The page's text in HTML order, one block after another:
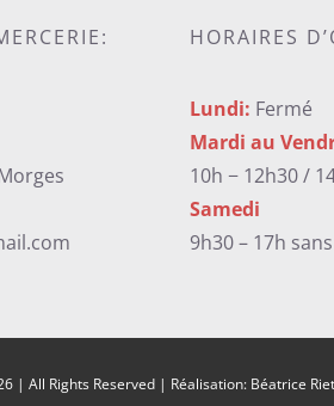
HORAIRES
Lundi: Fermé
Mardi au
10h − 12h30 /
Samedi
9h30 – 17h
| All Rights Reserved | Réalisation: Béatrice